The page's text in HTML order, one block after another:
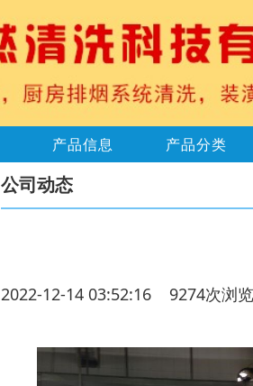
产品信息 产品分类
公司动态
2022-12-14 03:52:16 9274次浏览